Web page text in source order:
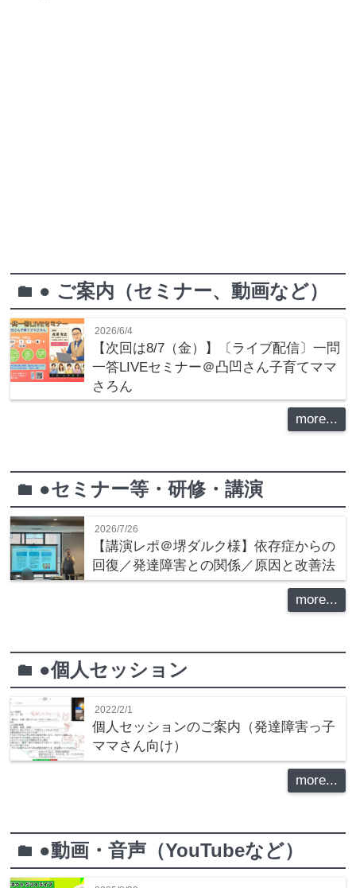
folder ● ご案内（セミナー、動画など）
2026/6/4
【次回は8/7（金）】〔ライブ配信〕一問
一答LIVEセミナー＠凸凹さん子育てママ
さろん
more...
folder ●セミナー等・研修・講演
2026/7/26
【講演レポ＠堺ダルク様】依存症からの
回復／発達障害との関係／原因と改善法
more...
folder ●個人セッション
2022/2/1
個人セッションのご案内（発達障害っ子
ママさん向け）
more...
folder ●動画・音声（YouTubeなど）